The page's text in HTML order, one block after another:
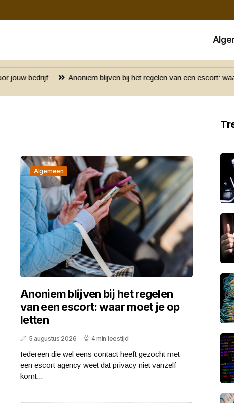
Anoniem blijven bij het regelen van een escort: waar moet je op letten
Algemeen
Anoniem blijven bij het regelen
van een escort: waar moet je op
letten
5 augustus 2026 4 min leestijd
Iedereen die wel eens contact heeft gezocht met
een escort agency weet dat privacy niet vanzelf
komt...